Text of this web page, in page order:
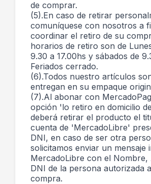
de comprar.
(5).En caso de retirar
comuníquese con nosotros a
coordinar el retiro de su
horarios de retiro son de
9.30 a 17.00hs y sábados de
Feriados cerrado.
(6).Todos nuestro artículos
entregan en su empaque
(7).Al abonar con
opción 'lo retiro en domicilio
deberá retirar el producto el
cuenta de 'MercadoLibre'
DNI, en caso de ser otra
solicitamos enviar un mensaje
MercadoLibre con el Nombre,
DNI de la persona autorizada
compra.